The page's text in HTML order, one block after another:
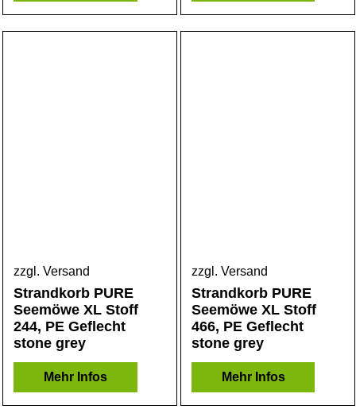
zzgl. Versand
Strandkorb PURE
Seemöwe XL Stoff
244, PE Geflecht
stone grey
Mehr Infos
zzgl. Versand
Strandkorb PURE
Seemöwe XL Stoff
466, PE Geflecht
stone grey
Mehr Infos